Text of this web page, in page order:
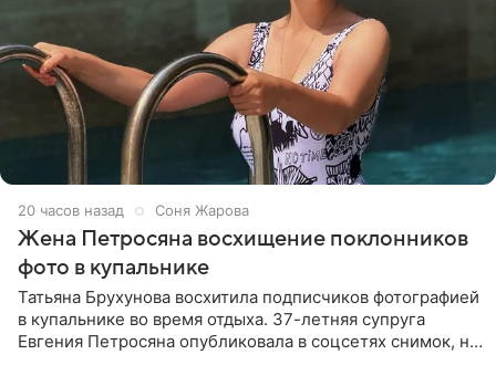
20 часов назад Соня Жарова
Жена Петросяна восхищение поклонников
фото в купальнике
Татьяна Брухунова восхитила подписчиков фотографией
в купальнике во время отдыха. 37-летняя супруга
Евгения Петросяна опубликовала в соцсетях снимок, на